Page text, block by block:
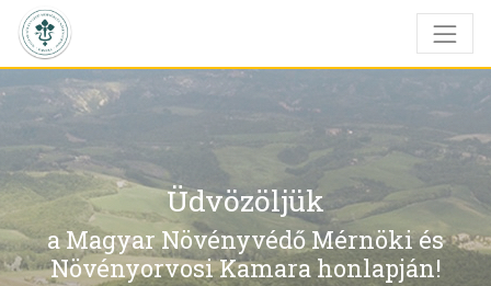
Üdvözöljük
a Magyar Növényvédő Mérnöki és
Növényorvosi Kamara honlapján!